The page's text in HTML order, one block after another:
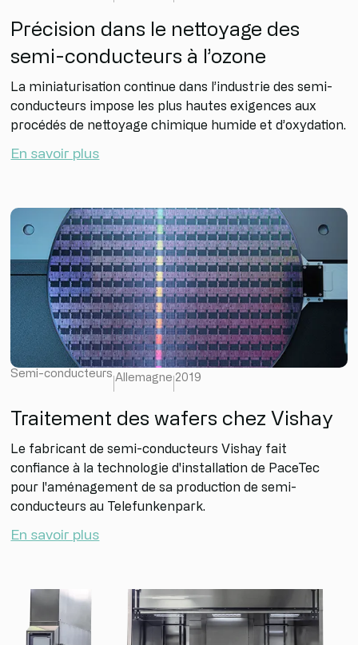
Précision dans le nettoyage des
semi-conducteurs à l’ozone
La miniaturisation continue dans l’industrie des semi-
conducteurs impose les plus hautes exigences aux
procédés de nettoyage chimique humide et d’oxydation.
En savoir plus
Semi-conducteurs Allemagne 2019
Traitement des wafers chez Vishay
Le fabricant de semi-conducteurs Vishay fait
confiance à la technologie d'installation de PaceTec
pour l'aménagement de sa production de semi-
conducteurs au Telefunkenpark.
En savoir plus